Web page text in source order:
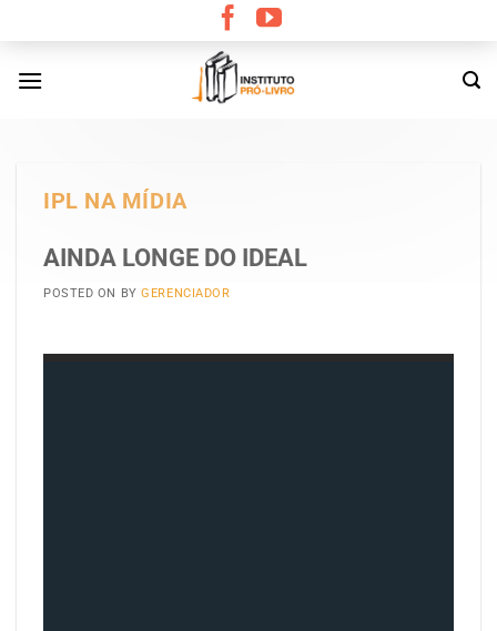
content
IPL NA MÍDIA
AINDA LONGE DO IDEAL
POSTED ON BYGERENCIADOR